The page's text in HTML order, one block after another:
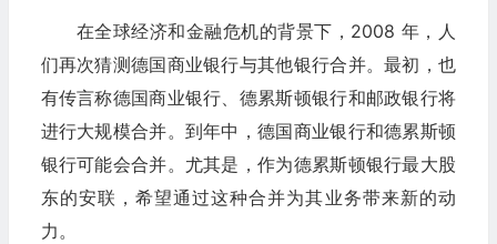
在全球经济和金融危机的背景下，2008 年，人
们再次猜测德国商业银行与其他银行合并。最初，也
有传言称德国商业银行、德累斯顿银行和邮政银行将
进行大规模合并。到年中，德国商业银行和德累斯顿
银行可能会合并。尤其是，作为德累斯顿银行最大股
东的安联，希望通过这种合并为其业务带来新的动
力。